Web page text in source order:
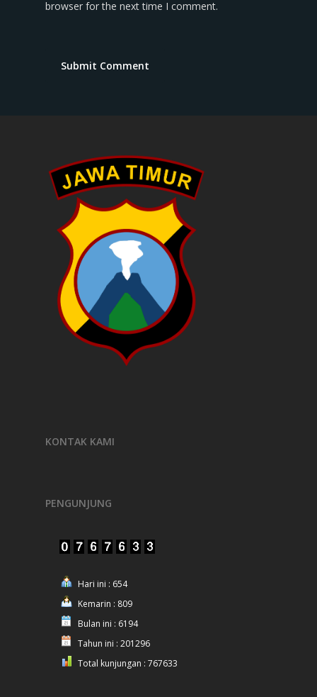
browser for the next time I comment.
KONTAK KAMI
PENGUNJUNG
Hari ini : 654
Kemarin : 809
Bulan ini : 6194
Tahun ini : 201296
Total kunjungan : 767633